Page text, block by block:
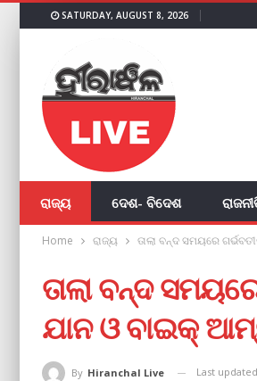
SATURDAY, AUGUST 8, 2026
ରାଜ୍ୟ ଦେଶ- ବିଦେଶ
Home ରାଜ୍ୟ ତାଲା ବନ୍ଦ ସମୟରେ
ତାଲା ବନ୍ଦ
ଯାନ ଓ ବାଇକ୍
By Hiranchal Live Last updated